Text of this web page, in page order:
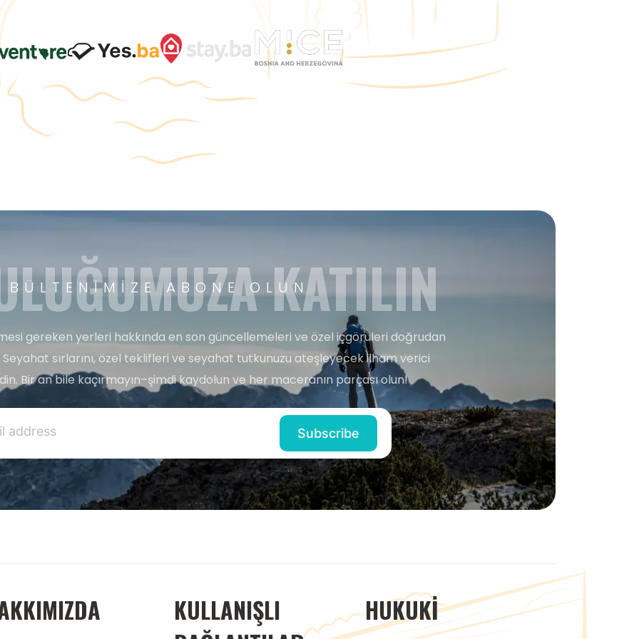
BÜLTENIMIZE ABONE OLUNKATILIN
gereken yerleri hakkında en son güncellemeleri ve özel içgörüleri doğrudan
Seyahat sırlarını, özel teklifleri ve seyahat tutkunuzu ateşleyecek ilham verici
Bir an bile kaçırmayın–şimdi kaydolun ve her maceranın parçası olun!
KULLANIŞLI
HUKUKI